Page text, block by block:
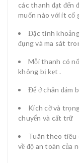
các thanh đạt đến
muốn nào với ít cố
Đặc tính
đụng và ma sát
Mỗi thanh có
không bị kẹt .
Để ở chân đảm
Kích cỡ và
chuyển và cất trữ
Tuân theo tiêu
về độ an toàn của